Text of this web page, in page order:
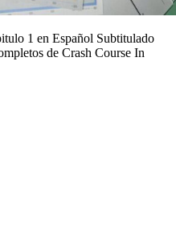
1 en Español Subtitulado
de Crash Course In